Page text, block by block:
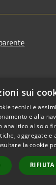
sui
tecnici e
e alla
analitico al solo
aggregate e
la cookie
RIFIUTA